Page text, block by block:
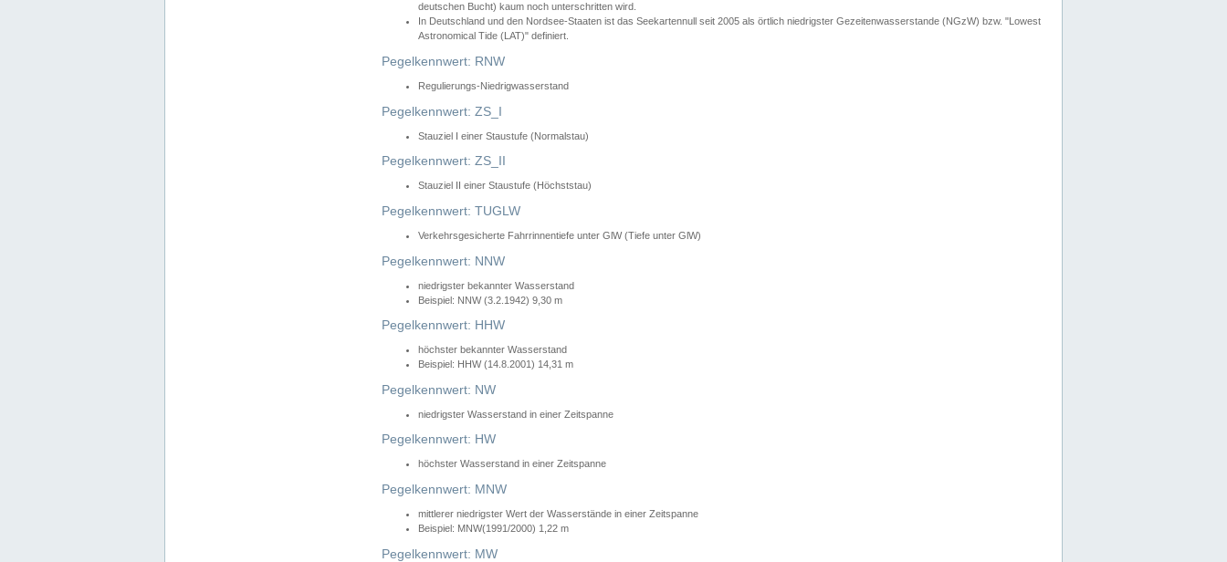
deutschen Bucht) kaum noch unterschritten wird.
In Deutschland und den Nordsee-Staaten ist das Seekartennull seit 2005 als örtlich niedrigster Gezeitenwasserstande (NGzW) bzw. "Lowest
Astronomical Tide (LAT)" definiert.
Pegelkennwert: RNW
Regulierungs-Niedrigwasserstand
Pegelkennwert: ZS_I
Stauziel I einer Staustufe (Normalstau)
Pegelkennwert: ZS_II
Stauziel II einer Staustufe (Höchststau)
Pegelkennwert: TUGLW
Verkehrsgesicherte Fahrrinnentiefe unter GlW (Tiefe unter GlW)
Pegelkennwert: NNW
niedrigster bekannter Wasserstand
Beispiel: NNW (3.2.1942) 9,30 m
Pegelkennwert: HHW
höchster bekannter Wasserstand
Beispiel: HHW (14.8.2001) 14,31 m
Pegelkennwert: NW
niedrigster Wasserstand in einer Zeitspanne
Pegelkennwert: HW
höchster Wasserstand in einer Zeitspanne
Pegelkennwert: MNW
mittlerer niedrigster Wert der Wasserstände in einer Zeitspanne
Beispiel: MNW(1991/2000) 1,22 m
Pegelkennwert: MW